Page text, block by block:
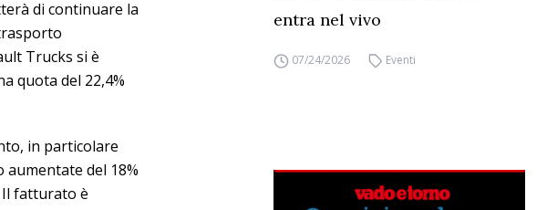
di continuare la
Trucks si è
quota del 22,4%
in particolare
del 18%
Il fatturato è
entra nel vivo
07/24/2026 Eventi